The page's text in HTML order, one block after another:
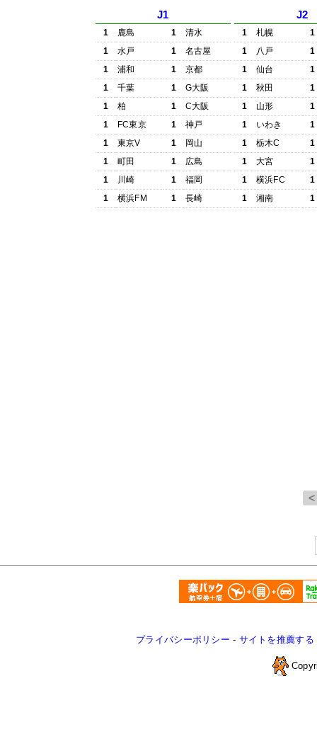
J1
1 鹿島 1
清水
1
水戸 1
名古屋
1
浦和 1
京都
1
千葉 1
G大阪
1
柏 1
C大阪
1
FC東京 1
神戸
1
東京V 1
岡山
1
町田 1
広島
1
川崎 1
福岡
1
横浜FM 1 長崎
J2
1 札幌
1
1
八戸
1
1
仙台
1
1
秋田
1
1
山形
1
1
いわき
1
1
栃木C
1
1
大宮
1
1
横浜FC
1
1
湘南 1
プライバシーポリシー - サイトを推薦する